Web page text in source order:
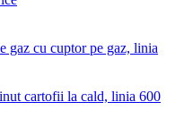
gaz cu cuptor pe gaz, linia
cartofii la cald, linia 600